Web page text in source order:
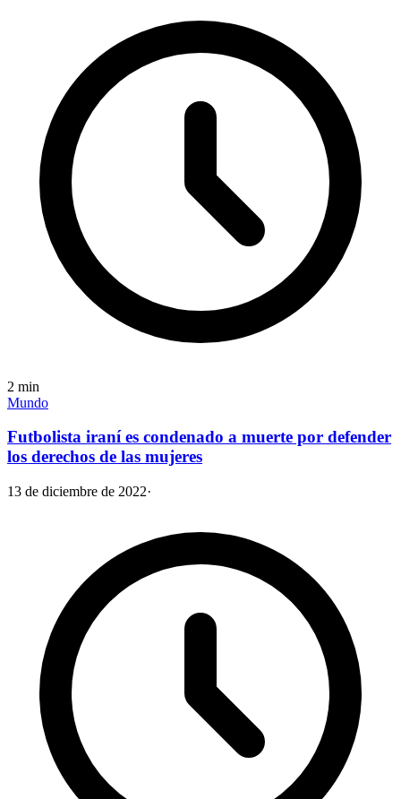
2 min
Mundo
Futbolista iraní es condenado a muerte por defender
los derechos de las mujeres
13 de diciembre de 2022·